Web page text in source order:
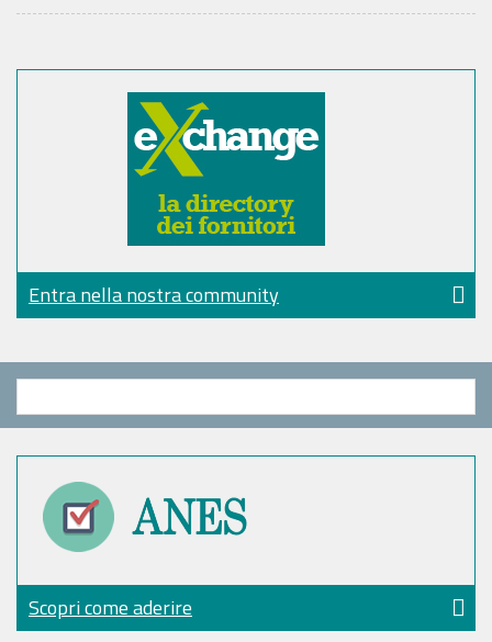
Entra nella nostra community
Scopri come aderire